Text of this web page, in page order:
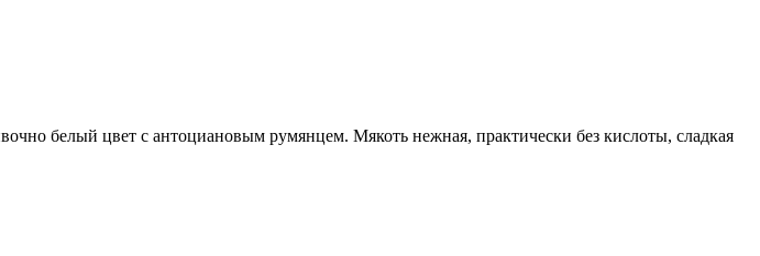
белый цвет с антоциановым румянцем. Мякоть нежная, практически без кислоты, сладкая